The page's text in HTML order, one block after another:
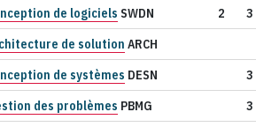
de logiciels SWDN 2
3
de solution ARCH
de systèmes DESN
3
des problèmes PBMG
3